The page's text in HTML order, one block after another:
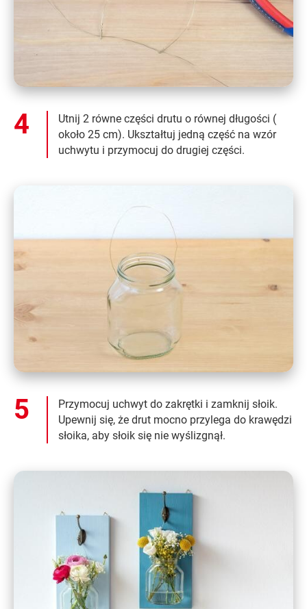
Utnij 2 równe części drutu o równej długości (
około 25 cm). Ukształtuj jedną część na wzór
uchwytu i przymocuj do drugiej części.
Przymocuj uchwyt do zakrętki i zamknij słoik.
Upewnij się, że drut mocno przylega do krawędzi
słoika, aby słoik się nie wyślizgnął.